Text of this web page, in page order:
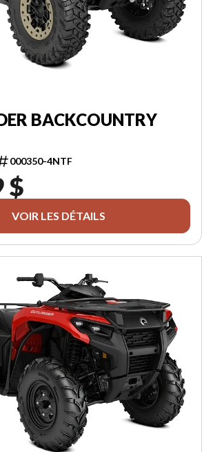
BACKCOUNTRY
000350-4NTF
$
VOIR LES DÉTAILS